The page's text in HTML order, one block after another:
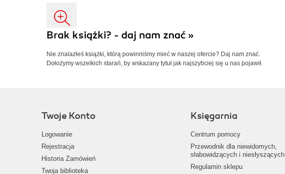
Brak książki? - daj nam znać »
Nie znalazłeś książki, którą powinniśmy mieć w naszej ofercie? Daj nam znać.
Dołożymy wszelkich starań, by wskazany tytuł jak najszybciej się u nas pojawił.
Twoje Konto
Logowanie
Rejestracja
Historia Zamówień
Twoja biblioteka
Księgarnia
Centrum pomocy
Przewodnik dla niewidomych,
słabowidzących i niesłyszących
Regulamin sklepu